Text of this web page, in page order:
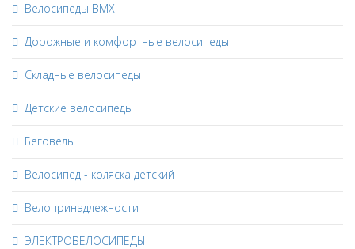
Велосипеды BMX
Дорожные и комфортные велосипеды
Складные велосипеды
Детские велосипеды
Беговелы
Велосипед - коляска детский
Велопринадлежности
ЭЛЕКТРОВЕЛОСИПЕДЫ